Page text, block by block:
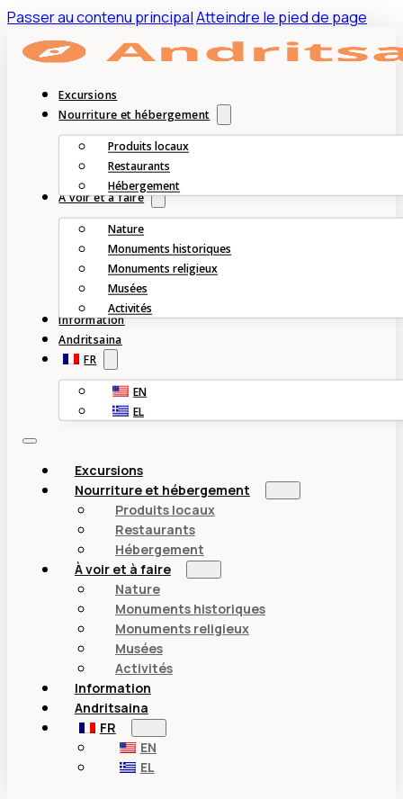
Passer au contenu principalAtteindre le pied de page
Excursions
Nourriture et hébergement
Produits locaux
Restaurants
Hébergement
À voir et à faire
Nature
Monuments historiques
Monuments religieux
Musées
Activités
Information
Andritsaina
FR
EN
EL
Excursions
Nourriture et hébergement
Produits locaux
Restaurants
Hébergement
À voir et à faire
Nature
Monuments historiques
Monuments religieux
Musées
Activités
Information
Andritsaina
FR
EN
EL